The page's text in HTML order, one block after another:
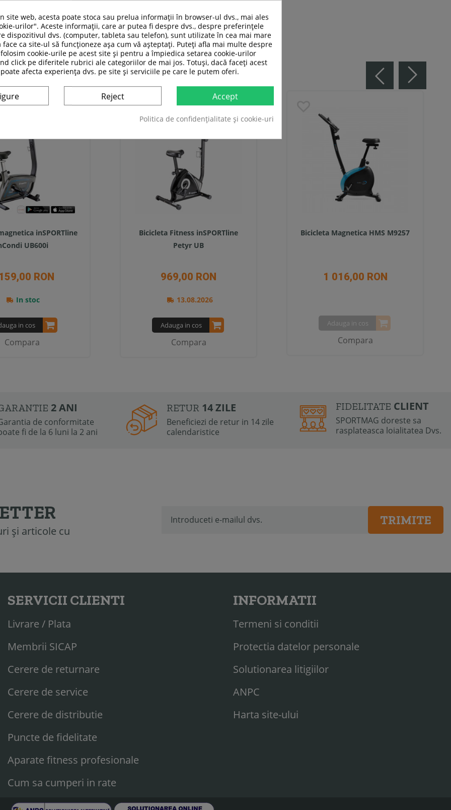
CATEGORIE:
inSPORTline
UB600i
RON
In stoc
in cos
Compara
Bicicleta Fitness inSPORTline
Petyr UB
969,00 RON
13.08.2026
Adauga in cos
Compara
Bicicleta Magnetica HMS M9257
1 016,00 RON
Adauga in cos
Compara
2 ANI
de conformitate
fi de la 6 luni la 2 ani
RETUR 14 ZILE
Beneficiezi de retur in 14 zile
calendaristice
FIDELITATE CLIENT
SPORTMAG doreste sa
rasplateasca loialitatea Dvs.
și articole cu
TRIMITE
SERVICII CLIENTI
Livrare / Plata
Membrii SICAP
Cerere de returnare
Cerere de service
Cerere de distributie
Puncte de fidelitate
Aparate fitness profesionale
Cum sa cumperi in rate
INFORMATII
Termeni si conditii
Protectia datelor personale
Solutionarea litigiilor
ANPC
Harta site-ului
site web, acesta poate stoca sau prelua informații în browser-ul dvs., mai ales
urilor". Aceste informații, care ar putea fi despre dvs., despre preferințele
dispozitivul dvs. (computer, tableta sau telefon), sunt utilizate în cea mai mare
ca site-ul să funcționeze așa cum vă așteptați. Puteți afla mai multe despre
cookie-urile pe acest site și pentru a împiedica setarea cookie-urilor
click pe diferitele rubrici ale categoriilor de mai jos. Totuși, dacă faceți acest
afecta experiența dvs. pe site și serviciile pe care le putem oferi.
Reject Accept
Politica de confidențialitate și cookie-uri